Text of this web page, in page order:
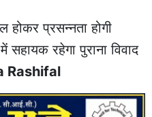
होकर प्रसन्नता होगी
रहेगा पुराना विवाद
Rashifal